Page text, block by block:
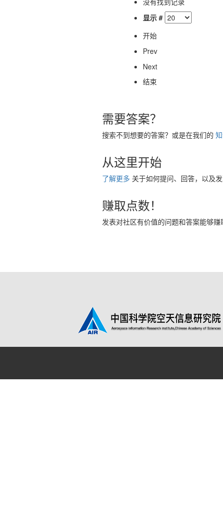
显示 #
开始
Prev
Next
结束
需要答案？
搜索不到想要的答案？或是在我们的
从这里开始
了解更多 关于如何提问、回答，以及
赚取点数！
发表对社区有价值的问题和答案能够